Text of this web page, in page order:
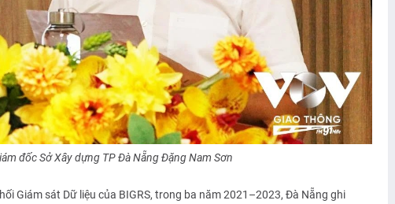
đốc Sở Xây dựng TP Đà Nẵng Đặng Nam Sơn
Giám sát Dữ liệu của BIGRS, trong ba năm 2021–2023, Đà Nẵng ghi